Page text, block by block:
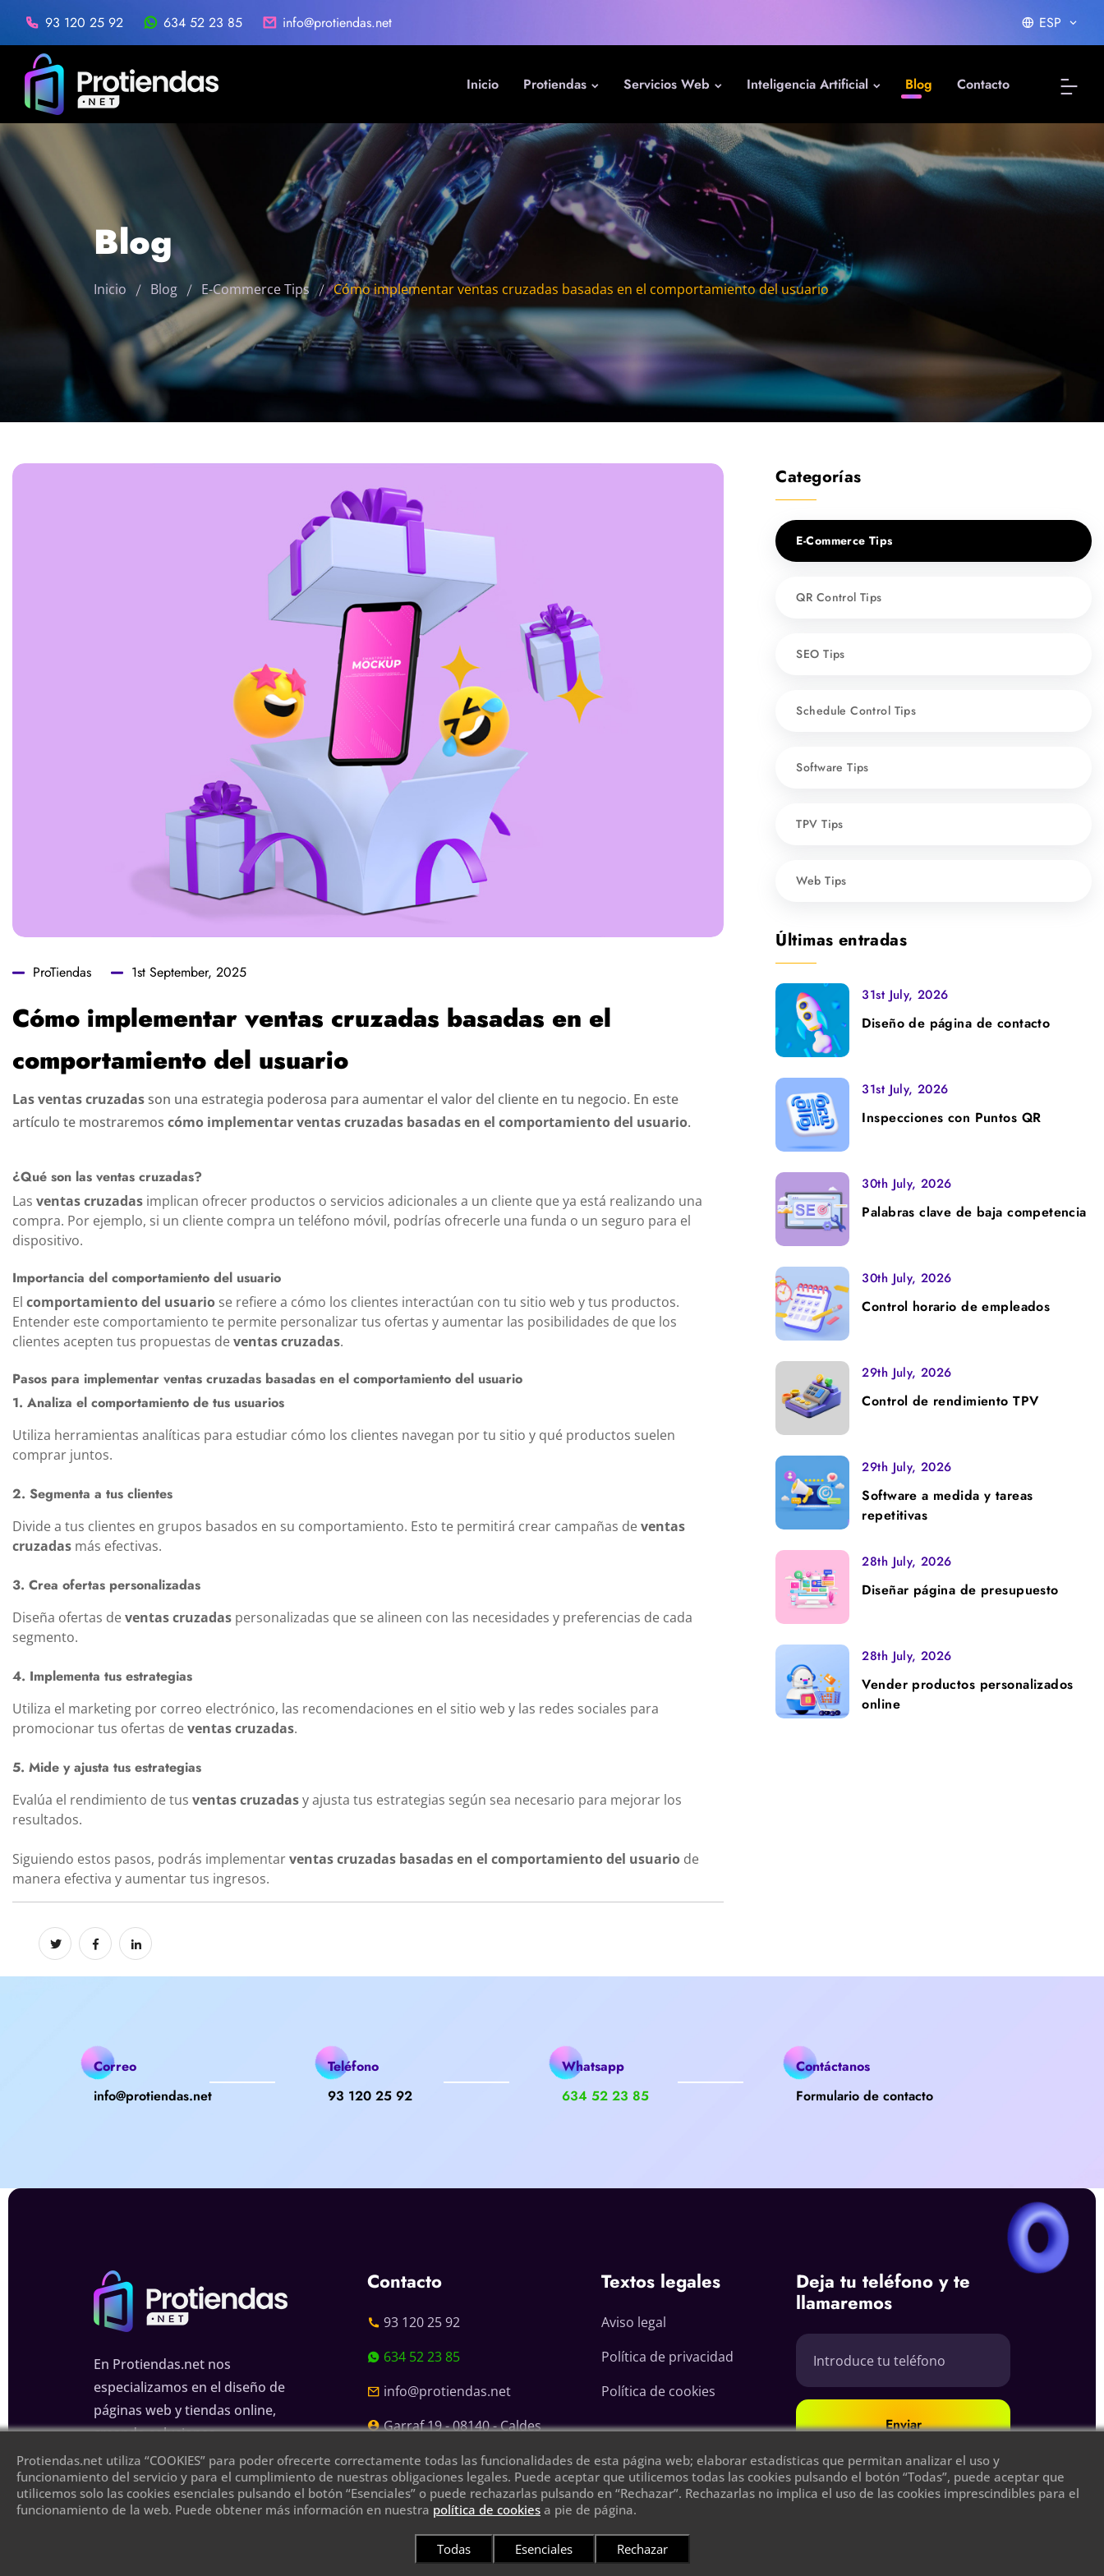
93 120 25 92 634 52 23 85 info@protiendas.net ESP
Inicio Protiendas Servicios Web Inteligencia Artificial Blog Contacto
Blog
Inicio Blog E-Commerce Tips Cómo implementar ventas cruzadas basadas en el comportamiento del usuario
ProTiendas 1st September, 2025
Cómo implementar ventas cruzadas basadas en el
comportamiento del usuario
Las ventas cruzadasson una estrategia poderosa para aumentar el valor del cliente en tu negocio. En este
artículo te mostraremos cómo implementar ventas cruzadas basadas en el comportamiento del usuario.
¿Qué son las ventas cruzadas?
Las ventas cruzadas implican ofrecer productos o servicios adicionales a un cliente que ya está realizando una
compra. Por ejemplo, si un cliente compra un teléfono móvil, podrías ofrecerle una funda o un seguro para el
dispositivo.
Importancia del comportamiento del usuario
El comportamiento del usuario se refiere a cómo los clientes interactúan con tu sitio web y tus productos.
Entender este comportamiento te permite personalizar tus ofertas y aumentar las posibilidades de que los
clientes acepten tus propuestas deventas cruzadas.
Pasos para implementar ventas cruzadas basadas en el comportamiento del usuario
1. Analiza el comportamiento de tus usuarios
Utiliza herramientas analíticas para estudiar cómo los clientes navegan por tu sitio y qué productos suelen
comprar juntos.
2. Segmenta a tus clientes
Divide a tus clientes en grupos basados en su comportamiento. Esto te permitirá crear campañas deventas
cruzadas más efectivas.
3. Crea ofertas personalizadas
Diseña ofertas deventas cruzadas personalizadas que se alineen con las necesidades y preferencias de cada
segmento.
4. Implementa tus estrategias
Utiliza el marketing por correo electrónico, las recomendaciones en el sitio web y las redes sociales para
promocionar tus ofertas deventas cruzadas.
5. Mide y ajusta tus estrategias
Evalúa el rendimiento de tus ventas cruzadasy ajusta tus estrategias según sea necesario para mejorar los
resultados.
Siguiendo estos pasos, podrás implementarventas cruzadas basadas en el comportamiento del usuario de
manera efectiva y aumentar tus ingresos.
Categorías
E-Commerce Tips
QR Control Tips
SEO Tips
Schedule Control Tips
Software Tips
TPV Tips
Web Tips
Últimas entradas
31st July, 2026
Diseño de página de contacto
31st July, 2026
Inspecciones con Puntos QR
30th July, 2026
Palabras clave de baja competencia
30th July, 2026
Control horario de empleados
29th July, 2026
Control de rendimiento TPV
29th July, 2026
Software a medida y tareas
repetitivas
28th July, 2026
Diseñar página de presupuesto
28th July, 2026
Vender productos personalizados
online
Correo
info@protiendas.net
Teléfono
93 120 25 92
Whatsapp
634 52 23 85
Contáctanos
Formulario de contacto
En Protiendas.net nos
especializamos en el diseño de
páginas web y tiendas online,
creando soluciones
personalizadas para mejorar tu
presencia en internet.
Contacto
93 120 25 92
634 52 23 85
info@protiendas.net
Garraf 19 - 08140 - Caldes
Textos legales
Aviso legal
Política de privacidad
Política de cookies
Deja tu teléfono y te
llamaremos
Enviar
Protiendas.net utiliza “COOKIES” para poder ofrecerte correctamente todas las funcionalidades de esta página web; elaborar estadísticas que permitan analizar el uso y
funcionamiento del servicio y para el cumplimiento de nuestras obligaciones legales. Puede aceptar que utilicemos todas las cookies pulsando el botón “Todas”, puede aceptar que
utilicemos solo las cookies esenciales pulsando el botón “Esenciales” o puede rechazarlas pulsando en “Rechazar”. Rechazarlas no implica el uso de las cookies imprescindibles para el
funcionamiento de la web. Puede obtener más información en nuestra política de cookies a pie de página.
Todas Esenciales Rechazar